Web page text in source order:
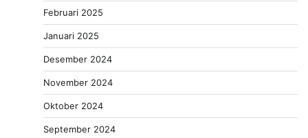
Februari 2025
Januari 2025
Desember 2024
November 2024
Oktober 2024
September 2024